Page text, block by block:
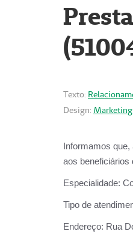
Texto:
Design: Marketing
Informamos que,
aos beneficiários
Especialidade:
Tipo de
Endereço: Rua